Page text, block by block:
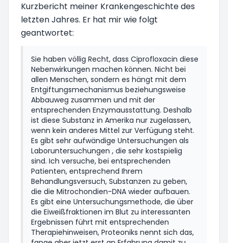
Kurzbericht meiner Krankengeschichte des
letzten Jahres. Er hat mir wie folgt
geantwortet:
Sie haben völlig Recht, dass Ciprofloxacin diese
Nebenwirkungen machen können. Nicht bei
allen Menschen, sondern es hängt mit dem
Entgiftungsmechanismus beziehungsweise
Abbauweg zusammen und mit der
entsprechenden Enzymausstattung. Deshalb
ist diese Substanz in Amerika nur zugelassen,
wenn kein anderes Mittel zur Verfügung steht.
Es gibt sehr aufwändige Untersuchungen als
Laboruntersuchungen , die sehr kostspielig
sind. Ich versuche, bei entsprechenden
Patienten, entsprechend Ihrem
Behandlungsversuch, Substanzen zu geben,
die die Mitrochondien-DNA wieder aufbauen.
Es gibt eine Untersuchungsmethode, die über
die Eiweißfraktionen im Blut zu interessanten
Ergebnissen führt mit entsprechenden
Therapiehinweisen, Proteoniks nennt sich das,